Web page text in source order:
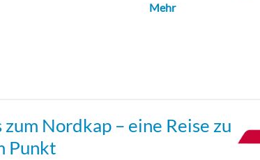
Mehr
Nordkap – eine Reise zu
Punkt